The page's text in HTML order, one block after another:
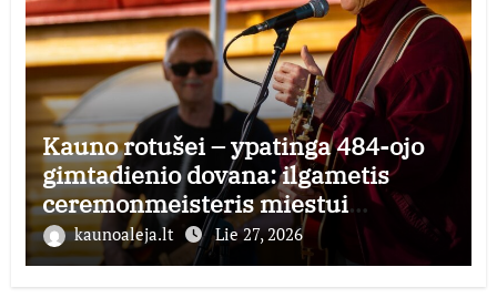
Kauno rotušei – ypatinga 484-ojo
gimtadienio dovana: ilgametis
ceremonmeisteris miestui
perduoda dešimtmečius kauptą
istorijos kolekciją
kaunoaleja.lt Lie 27, 2026